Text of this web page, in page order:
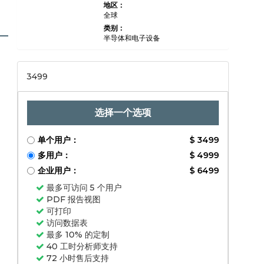
2031-2031-2031-2031-
2031-2031
地区：
全球
类别：
半导体和电子设备
3499
选择一个选项
单个用户：
$ 3499
多用户：
$ 4999
企业用户：
$ 6499
最多可访问 5 个用户
PDF 报告视图
可打印
访问数据表
最多 10% 的定制
40 工时分析师支持
72 小时售后支持